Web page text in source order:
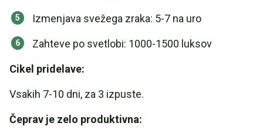
Izmenjava svežega zraka: 5-7 na uro
Zahteve po svetlobi: 1000-1500 luksov
Cikel pridelave:
Vsakih 7-10 dni, za 3 izpuste.
Čeprav je zelo produktivna: